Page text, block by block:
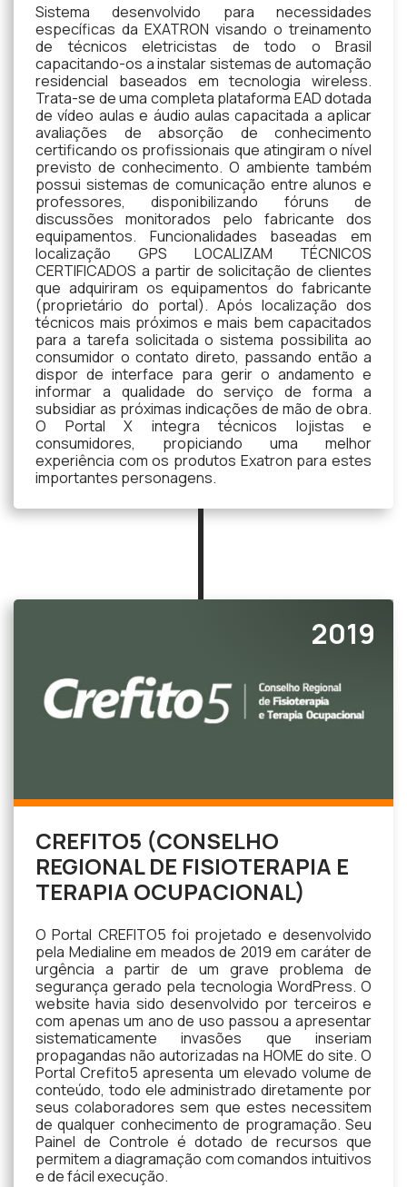
Sistema desenvolvido para necessidades
específicas da EXATRON visando o treinamento
de técnicos eletricistas de todo o Brasil
capacitando-os a instalar sistemas de automação
residencial baseados em tecnologia wireless.
Trata-se de uma completa plataforma EAD dotada
de vídeo aulas e áudio aulas capacitada a aplicar
avaliações de absorção de conhecimento
certificando os profissionais que atingiram o nível
previsto de conhecimento. O ambiente também
possui sistemas de comunicação entre alunos e
professores, disponibilizando fóruns de
discussões monitorados pelo fabricante dos
equipamentos. Funcionalidades baseadas em
localização GPS LOCALIZAM TÉCNICOS
CERTIFICADOS a partir de solicitação de clientes
que adquiriram os equipamentos do fabricante
(proprietário do portal). Após localização dos
técnicos mais próximos e mais bem capacitados
para a tarefa solicitada o sistema possibilita ao
consumidor o contato direto, passando então a
dispor de interface para gerir o andamento e
informar a qualidade do serviço de forma a
subsidiar as próximas indicações de mão de obra.
O Portal X integra técnicos lojistas e
consumidores, propiciando uma melhor
experiência com os produtos Exatron para estes
importantes personagens.
2019
CREFITO5 (CONSELHO
REGIONAL DE FISIOTERAPIA E
TERAPIA OCUPACIONAL)
O Portal CREFITO5 foi projetado e desenvolvido
pela Medialine em meados de 2019 em caráter de
urgência a partir de um grave problema de
segurança gerado pela tecnologia WordPress. O
website havia sido desenvolvido por terceiros e
com apenas um ano de uso passou a apresentar
sistematicamente invasões que inseriam
propagandas não autorizadas na HOME do site. O
Portal Crefito5 apresenta um elevado volume de
conteúdo, todo ele administrado diretamente por
seus colaboradores sem que estes necessitem
de qualquer conhecimento de programação. Seu
Painel de Controle é dotado de recursos que
permitem a diagramação com comandos intuitivos
e de fácil execução.